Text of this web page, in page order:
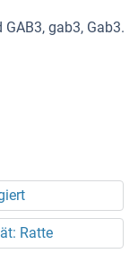
gab3, Gab3.
Ratte